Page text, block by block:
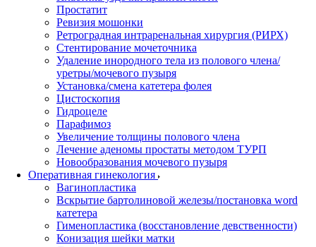
Простатит
Ревизия мошонки
Ретроградная интраренальная хирургия (РИРХ)
Стентирование мочеточника
Удаление инородного тела из полового члена/
уретры/мочевого пузыря
Установка/смена катетера фолея
Цистоскопия
Гидроцеле
Парафимоз
Увеличение толщины полового члена
Лечение аденомы простаты методом ТУРП
Новообразования мочевого пузыря
Оперативная гинекология
Вагинопластика
Вскрытие бартолиновой железы/постановка word
катетера
Гименопластика (восстановление девственности)
Конизация шейки матки